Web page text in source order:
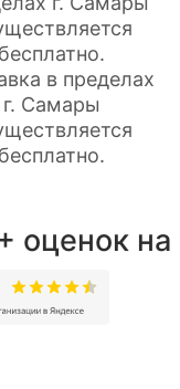
в пределах
г. Самары
бесплатно.
оценок